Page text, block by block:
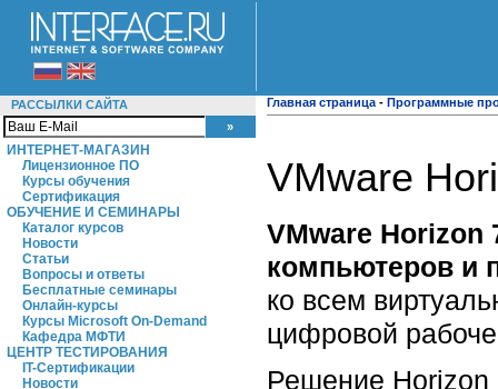
РАССЫЛКИ САЙТА
ИНТЕРНЕТ-МАГАЗИН
Лицензионное ПО
Курсы обучения
Сертификация
ОБУЧЕНИЕ И СЕМИНАРЫ
Каталог курсов
Новости
Статьи
Вопросы и ответы
Бесплатные семинары
Онлайн-курсы
Курсы Microsoft On-Demand
Кафедра МФТИ
ЦЕНТР ТЕСТИРОВАНИЯ
IT-Сертификации
Новости
Главная страница - Программные
VMware
VMware
компьютеров и
ко всем
цифровой
Решение Horizon